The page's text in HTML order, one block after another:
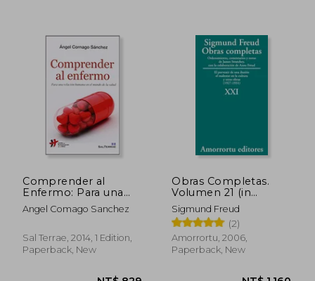
NT$ 1,179
Comprender al
Enfermo: Para una
Relación Humana en
el Mundo de la Salud
Angel Comago Sanchez
Sal Terrae, 2014, 1 Edition,
Paperback, New
Obras Completas.
Volumen 21 (in
Spanish)
Sigmund Freud
(2)
Amorrortu, 2006,
Paperback, New